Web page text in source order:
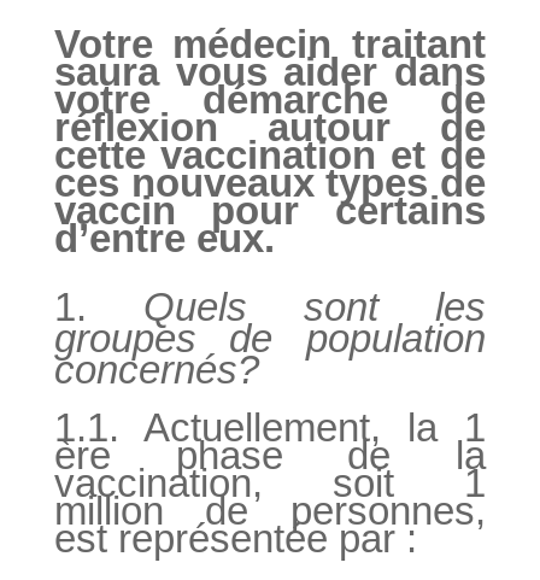
Votre médecin traitant
saura vous aider dans
votre démarche de
réflexion autour de
cette vaccination et de
ces nouveaux types de
vaccin pour certains
d’entre eux.
Quels sont les
groupes de population
concernés?
1.1. Actuellement, la 1
ère phase de la
vaccination, soit 1
million de personnes,
est représentée par :